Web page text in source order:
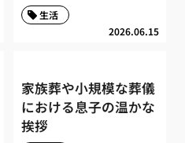
2026.06.15
生活
家族葬や小規模な葬儀
における息子の温かな
挨拶